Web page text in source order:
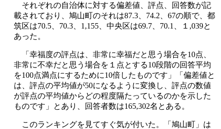
それぞれの自治体に対する偏差値、評点、回答数が記
載されており、鳩山町のそれは87.3、74.2、67の順で、都
筑区は70.5、70.3、1,155、中央区は69.7、70.1、１,039と
あった。
「幸福度の評点は、非常に幸福だと思う場合を10点、
非常に不幸だと思う場合を１点とする10段階の回答平均
を100点満点にするために10倍したものです」「偏差値と
は、評点の平均値が50になるように変換し、評点の数値
が評点の平均値からどの程度隔たっているのかを示した
ものです」とあり、回答者数は165,302名とある。
このランキングを見てすぐ気が付いた。「鳩山町」は